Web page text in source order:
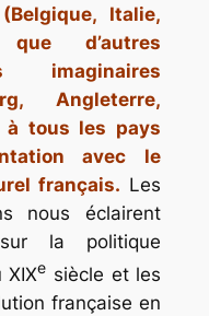
Italie,
d’autres
imaginaires
Angleterre,
à tous les pays
avec le
français. Les
nous éclairent
la politique
XIXe siècle et les
française en